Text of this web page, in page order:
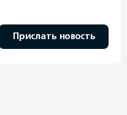
Прислать новость